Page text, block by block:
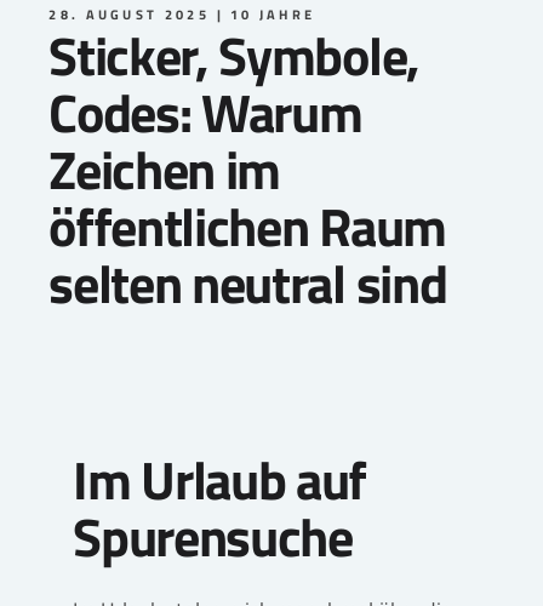
28. AUGUST 2025 10 JAHRE
Sticker, Symbole,
Codes: Warum
Zeichen im
öffentlichen Raum
selten neutral sind
Im Urlaub auf
Spurensuche